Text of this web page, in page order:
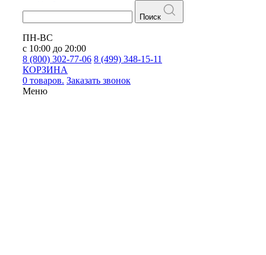
Поиск
ПН-ВС
с 10:00 до 20:00
8 (800) 302-77-06 8 (499) 348-15-11
КОРЗИНА
0 товаров. Заказать звонок
Меню